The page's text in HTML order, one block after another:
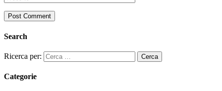
Search
Ricerca per:
Categorie